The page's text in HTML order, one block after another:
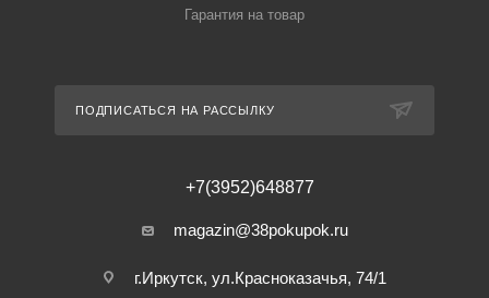
Гарантия на товар
ПОДПИСАТЬСЯ НА РАССЫЛКУ
+7(3952)648877
magazin@38pokupok.ru
г.Иркутск, ул.Красноказачья, 74/1